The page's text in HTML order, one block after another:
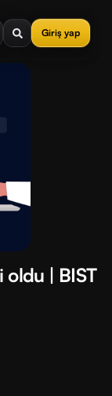
Giriş yap
oldu | BIST